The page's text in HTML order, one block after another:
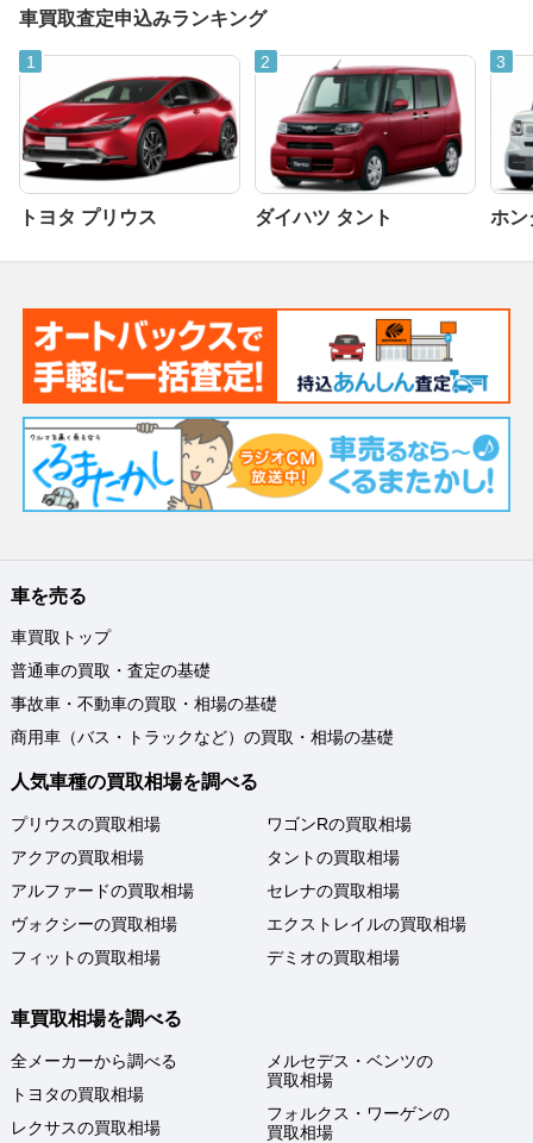
車買取査定申込みランキング
トヨタ プリウス ダイハツ タント ホン
車を売る
車買取トップ
普通車の買取・査定の基礎
事故車・不動車の買取・相場の基礎
商用車（バス・トラックなど）の買取・相場の基礎
人気車種の買取相場を調べる
プリウスの買取相場
アクアの買取相場
アルファードの買取相場
ヴォクシーの買取相場
フィットの買取相場
ワゴンRの買取相場
タントの買取相場
セレナの買取相場
エクストレイルの買取相場
デミオの買取相場
車買取相場を調べる
全メーカーから調べる
トヨタの買取相場
レクサスの買取相場
メルセデス・ベンツの
買取相場
フォルクス・ワーゲンの
買取相場